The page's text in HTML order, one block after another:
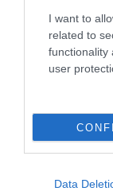
I want to
related to
functionality
user
Data
Στις
σηµείο και